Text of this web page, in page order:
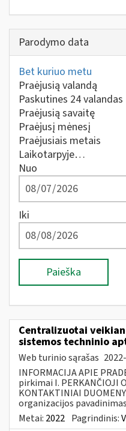
Parodymo data
Bet kuriuo metu
Praėjusią valandą
Paskutines 24 valandas
Praėjusią savaitę
Praėjusį mėnesį
Praėjusiais metais
Laikotarpyje…
Nuo
Iki
Paieška
Centralizuotai
sistemos techninio
Web turinio sąrašas
INFORMACIJA APIE
pirkimai I. PERKANČIOJI
KONTAKTINIAI
organizacijos
Metai: 2022 Pagrindinis: